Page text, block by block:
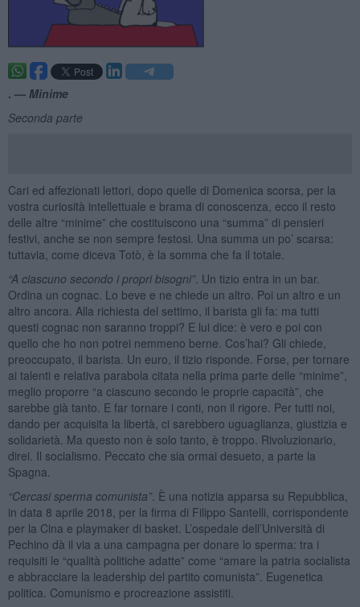
. — Minime
Seconda parte
Cari ed affezionati lettori, dopo quelle di Domenica scorsa, per la
vostra curiosità intellettuale e brama di conoscenza, ecco il resto
delle altre “minime” che costituiscono una “summa” di pensieri
festivi, anche se non sempre festosi. Una summa un po’ scarsa:
tuttavia, come diceva Totò, è la somma che fa il totale.
“A ciascuno secondo i propri bisogni”. Un tizio entra in un bar.
Ordina un cognac. Lo beve e ne chiede un altro. Poi un altro e un
altro ancora. Alla richiesta del settimo, il barista gli fa: ma tutti
questi cognac non saranno troppi? E lui dice: è vero e poi con
quello che ho non potrei nemmeno berne. Cos’hai? Gli chiede,
preoccupato, il barista. Un euro, il tizio risponde. Forse, per tornare
ai talenti e relativa parabola citata nella prima parte delle “minime”,
meglio proporre “a ciascuno secondo le proprie capacità”, che
sarebbe già tanto. E far tornare i conti, non il rigore. Per tutti noi,
dando per acquisita la libertà, ci sarebbero uguaglianza, giustizia e
solidarietà. Ma questo non è solo tanto, è troppo. Rivoluzionario,
direi. Il socialismo. Peccato che sia ormai desueto, a parte la
Spagna.
“Cercasi sperma comunista”. È una notizia apparsa su Repubblica,
in data 8 aprile 2018, per la firma di Filippo Santelli, corrispondente
per la Cina e playmaker di basket. L’ospedale dell’Università di
Pechino dà il via a una campagna per donare lo sperma: tra i
requisiti le “qualità politiche adatte” come “amare la patria socialista
e abbracciare la leadership del partito comunista”. Eugenetica
politica. Comunismo e procreazione assistiti.